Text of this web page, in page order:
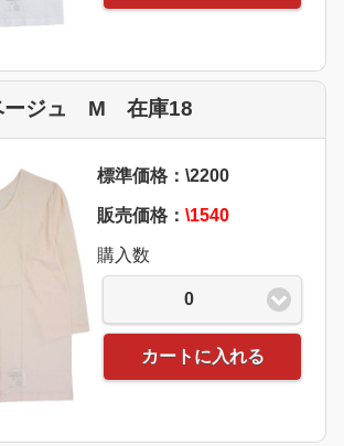
ージュ M 在庫18
標準価格：\2200
販売価格： \1540
購入数
0
カートに入れる